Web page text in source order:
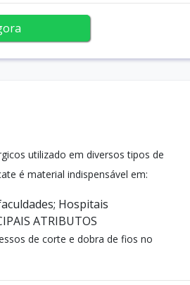
utilizado em diversos tipos de
é material indispensável em:
Hospitais
ATRIBUTOS
de corte e dobra de fios no